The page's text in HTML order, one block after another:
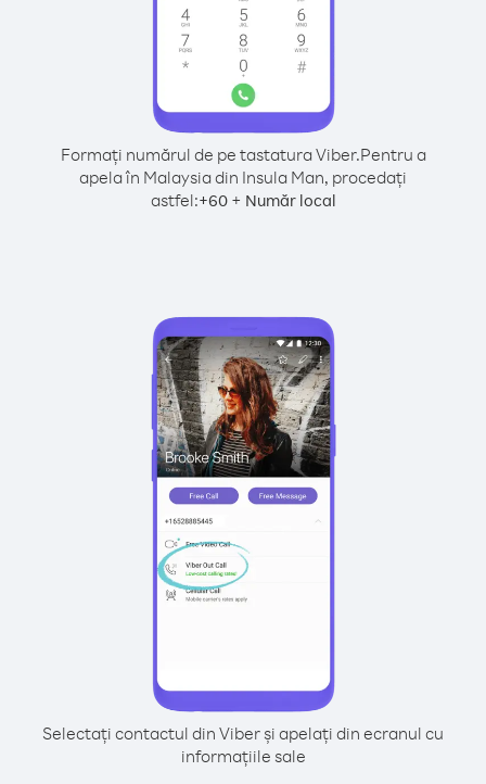
Formați numărul de pe tastatura Viber.Pentru a
apela în Malaysia din Insula Man, procedați
astfel:+60+ Număr local
Selectați contactul din Viber și apelați din ecranul cu
informațiile sale